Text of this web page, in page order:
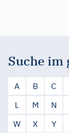
Suche im
A B C
L
M N
W
X Y